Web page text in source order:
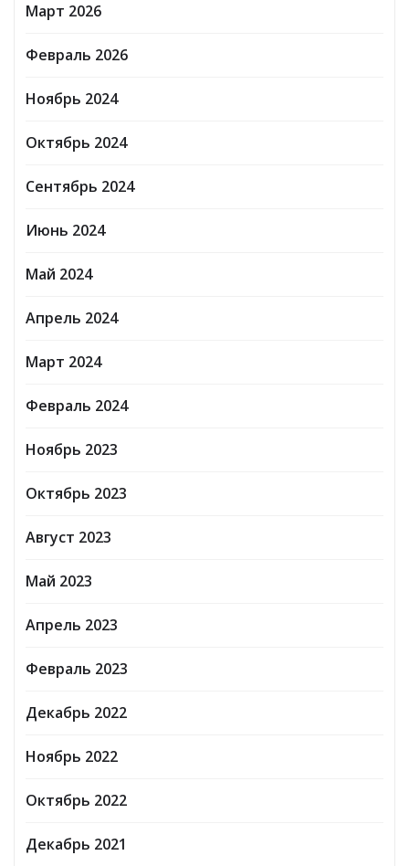
Март 2026
Февраль 2026
Ноябрь 2024
Октябрь 2024
Сентябрь 2024
Июнь 2024
Май 2024
Апрель 2024
Март 2024
Февраль 2024
Ноябрь 2023
Октябрь 2023
Август 2023
Май 2023
Апрель 2023
Февраль 2023
Декабрь 2022
Ноябрь 2022
Октябрь 2022
Декабрь 2021